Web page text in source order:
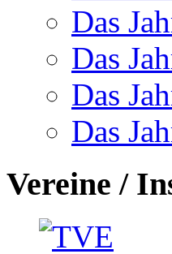
Das
Das
Das
Das
Vereine /